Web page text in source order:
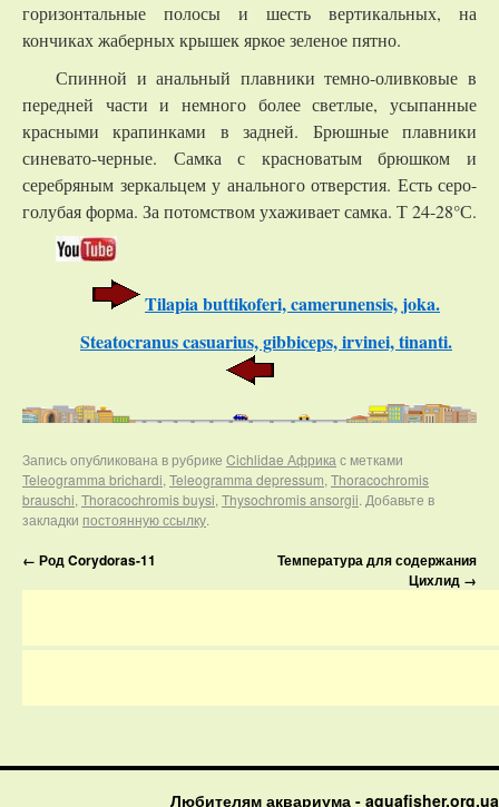
горизонтальные полосы и шесть вертикальных, на
кончиках жаберных крышек яркое зеленое пятно.
Спинной и анальный плавники темно-оливковые в
передней части и немного более светлые, усыпанные
красными крапинками в задней. Брюшные плавники
синевато-черные. Самка с красноватым брюшком и
серебряным зеркальцем у анального отверстия. Есть серо-
голубая форма. За потомством ухаживает самка. Т 24-28°С.
Tilapia buttikoferi, camerunensis, joka.
Steatocranus casuarius, gibbiceps, irvinei, tinanti.
Запись опубликована в рубрике Cichlidae Африка с метками
Teleogramma brichardi, Teleogramma depressum, Thoracochromis
brauschi, Thoracochromis buysi, Thysochromis ansorgii. Добавьте в
закладки постоянную ссылку.
← Род Corydoras-11
Температура для содержания
Цихлид →
Любителям аквариума - aquafisher.org.ua